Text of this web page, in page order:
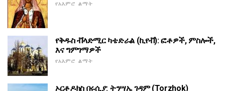
የአእምሮ ልማት
የቅዱስ ቭላድሚር ካቴድራል (ኪየቭ): ፎቶዎች, ምስሎች,
እና ግምገማዎች
የአእምሮ ልማት
ኦርቶዶክስ በሩሲያ: ትንሣኤ ገዳም (Torzhok)